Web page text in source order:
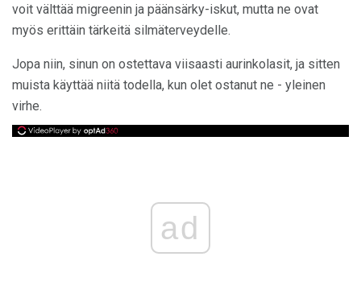
voit välttää migreenin ja päänsärky-iskut, mutta ne ovat
myös erittäin tärkeitä silmäterveydelle.
Jopa niin, sinun on ostettava viisaasti aurinkolasit, ja sitten
muista käyttää niitä todella, kun olet ostanut ne - yleinen
virhe.
ad